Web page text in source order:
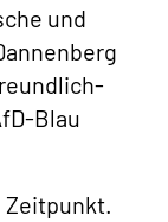
und
Blau
Zeitpunkt.